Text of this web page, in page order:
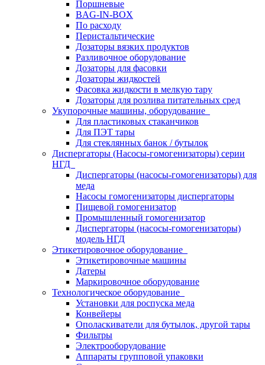
Поршневые
BAG-IN-BOX
По расходу
Перистальтические
Дозаторы вязких продуктов
Разливочное оборудование
Дозаторы для фасовки
Дозаторы жидкостей
Фасовка жидкости в мелкую тару
Дозаторы для розлива питательных сред
Укупорочные машины, оборудование
Для пластиковых стаканчиков
Для ПЭТ тары
Для стеклянных банок / бутылок
Диспергаторы (Насосы-гомогенизаторы) серии
НГД
Диспергаторы (насосы-гомогенизаторы) для
меда
Насосы гомогенизаторы диспергаторы
Пищевой гомогенизатор
Промышленный гомогенизатор
Диспергаторы (насосы-гомогенизаторы)
модель НГД
Этикетировочное оборудование
Этикетировочные машины
Датеры
Маркировочное оборудование
Технологическое оборудование
Установки для роспуска меда
Конвейеры
Ополаскиватели для бутылок, другой тары
Фильтры
Электрооборудование
Аппараты групповой упаковки